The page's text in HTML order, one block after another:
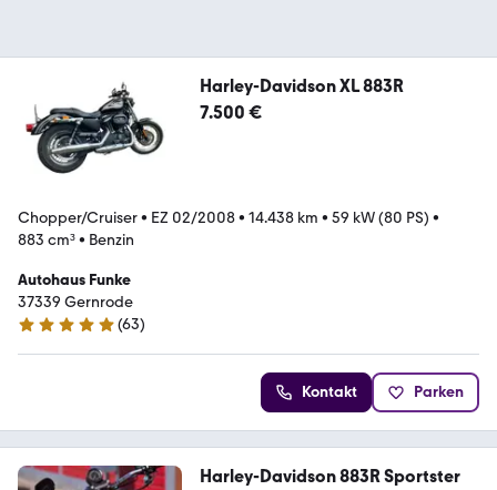
Harley-Davidson XL 883R
7.500 €
Chopper/Cruiser• EZ 02/2008• 14.438 km • 59 kW (80 PS) •
883 cm³• Benzin
Autohaus Funke
37339 Gernrode
4.9 Sterne
(63)
Kontakt Parken
Harley-Davidson 883R Sportster